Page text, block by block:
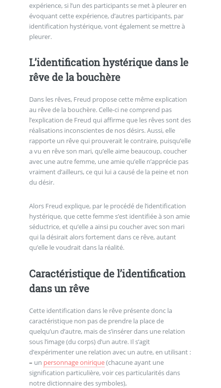
expérience, si l’un des participants se met à pleurer en
évoquant cette expérience, d’autres participants, par
identification hystérique, vont également se mettre à
pleurer.
L’identification hystérique dans le
rêve de la bouchère
Dans les rêves, Freud propose cette même explication
au rêve de la bouchère. Celle-ci ne comprend pas
l’explication de Freud qui affirme que les rêves sont des
réalisations inconscientes de nos désirs. Aussi, elle
rapporte un rêve qui prouverait le contraire, puisqu’elle
a vu en rêve son mari, qu’elle aime beaucoup, coucher
avec une autre femme, une amie qu’elle n’apprécie pas
vraiment d’ailleurs, ce qui lui a causé de la peine et non
du désir.
Alors Freud explique, par le procédé de l’identification
hystérique, que cette femme s’est identifiée à son amie
séductrice, et qu’elle a ainsi pu coucher avec son mari
qui la désirait alors fortement dans ce rêve, autant
qu’elle le voudrait dans la réalité.
Caractéristique de l’identification
dans un rêve
Cette identification dans le rêve présente donc la
caractéristique non pas de prendre la place de
quelqu’un d’autre, mais de s’insérer dans une relation
sous l’image (du corps) d’un autre. Il s’agit
d’expérimenter une relation avec un autre, en utilisant :
– un personnage onirique(chacune ayant une
signification particulière, voir ces particularités dans
notre dictionnaire des symboles),